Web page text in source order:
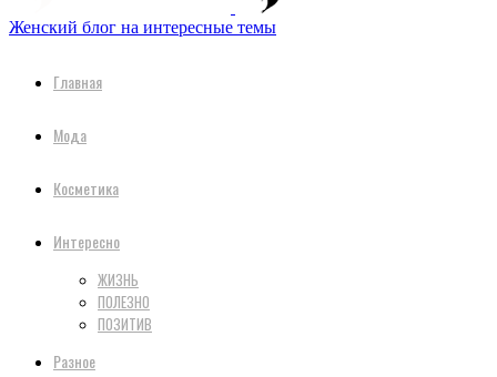
Женский блог на интересные темы
Главная
Мода
Косметика
Интересно
ЖИЗНЬ
ПОЛЕЗНО
ПОЗИТИВ
Разное